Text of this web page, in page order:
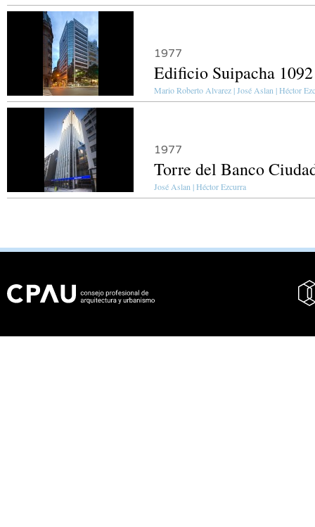
1977
Edificio Suipacha 1092
Mario Roberto Alvarez | José Aslan | Héctor
1977
Torre del Banco
José Aslan | Héctor Ezcurra